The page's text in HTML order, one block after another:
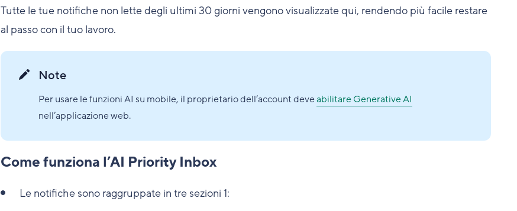
Tutte le tue notifiche non lette degli ultimi 30 giorni vengono visualizzate qui, rendendo più facile restare
al passo con il tuo lavoro.
Note
Per usare le funzioni AI su mobile, il proprietario dell’account deveabilitare Generative AI
nell’applicazione web.
Come funziona l’AI Priority Inbox
Le notifiche sono raggruppate in tre sezioni 1: